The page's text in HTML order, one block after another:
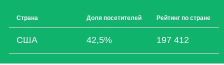
Страна Доля посетителей Рейтинг по стране
США 42,5% 197 412